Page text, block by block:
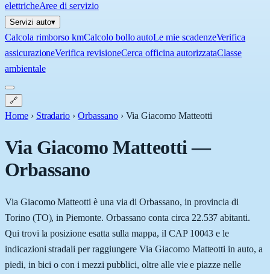
elettricheAree di servizio
Servizi auto▾
Calcola rimborso kmCalcolo bollo autoLe mie scadenzeVerifica
assicurazioneVerifica revisioneCerca officina autorizzataClasse
ambientale
🔗
Home › Stradario › Orbassano › Via Giacomo Matteotti
Via Giacomo Matteotti—
Orbassano
Via Giacomo Matteotti è una via di Orbassano, in provincia di
Torino (TO), in Piemonte. Orbassano conta circa 22.537 abitanti.
Qui trovi la posizione esatta sulla mappa, il CAP 10043 e le
indicazioni stradali per raggiungere Via Giacomo Matteotti in auto, a
piedi, in bici o con i mezzi pubblici, oltre alle vie e piazze nelle